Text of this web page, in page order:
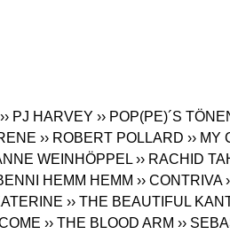
›› PJ HARVEY ›› POP(PE)´S
›› ROBERT POLLARD ›› MY
WEINHÖPPEL ›› RACHID
HEMM HEMM ›› CONTRIVA
›› THE BEAUTIFUL
›› THE BLOOD ARM ››